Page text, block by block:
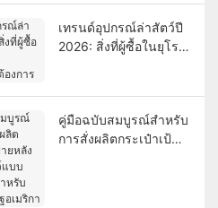
เทรนด์อุปกรณ์ล่าสัตว์ปี
2026: สิ่งที่ผู้ซื้อในยุโรป
คู่มือฉบับสมบูรณ์สำหรับ
การสั่งผลิตกระเป๋าเป้